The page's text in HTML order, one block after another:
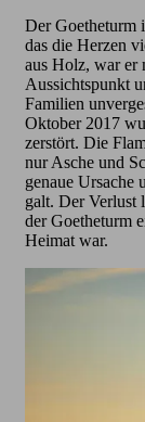
Der Goetheturm
das die Herzen
aus Holz, war er
Aussichtspunkt
Familien
Oktober 2017
zerstört. Die
nur Asche und
genaue Ursache
galt. Der Verlust
der Goetheturm
Heimat war.